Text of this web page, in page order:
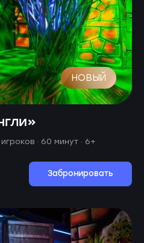
НОВЫЙ
· 60 минут · 6+
Забронировать